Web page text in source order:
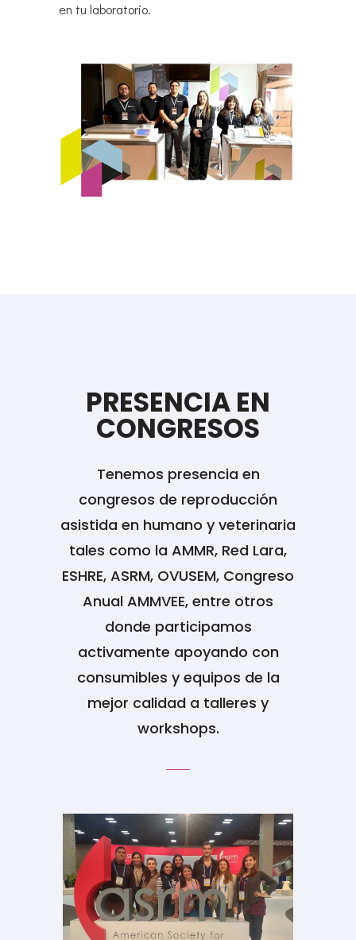
en tu laboratorio.
PRESENCIA EN
CONGRESOS
Tenemos presencia en
congresos de reproducción
asistida en humano y veterinaria
tales como la AMMR, Red Lara,
ESHRE, ASRM, OVUSEM, Congreso
Anual AMMVEE, entre otros
donde participamos
activamente apoyando con
consumibles y equipos de la
mejor calidad a talleres y
workshops.